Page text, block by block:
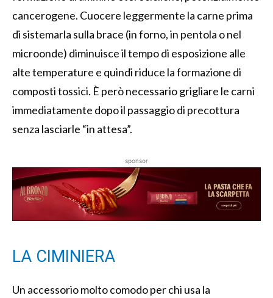
cancerogene. Cuocere leggermente la carne prima
di sistemarla sulla brace (in forno, in pentola o nel
microonde) diminuisce il tempo di esposizione alle
alte temperature e quindi riduce la formazione di
composti tossici. È però necessario grigliare le carni
immediatamente dopo il passaggio di precottura
senza lasciarle “in attesa”.
sponsor
LA CIMINIERA
Un accessorio molto comodo per chi usa la